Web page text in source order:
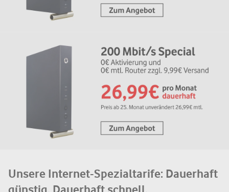
Unsere Internet-Spezialtarife: Dauerhaft